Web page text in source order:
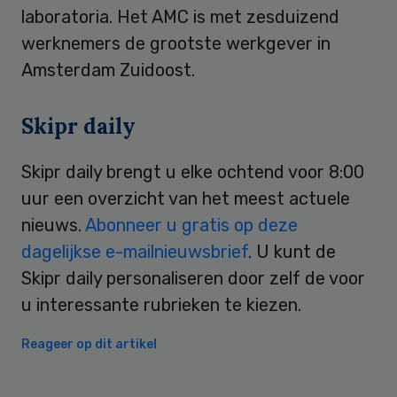
laboratoria. Het AMC is met zesduizend
werknemers de grootste werkgever in
Amsterdam Zuidoost.
Skipr daily
Skipr daily brengt u elke ochtend voor 8:00
uur een overzicht van het meest actuele
nieuws. Abonneer u gratis op deze
dagelijkse e-mailnieuwsbrief. U kunt de
Skipr daily personaliseren door zelf de voor
u interessante rubrieken te kiezen.
Reageer op dit artikel